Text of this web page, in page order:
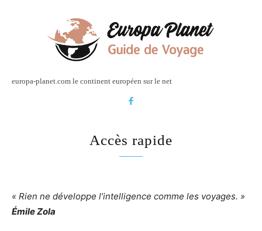
europa-planet.com le continent européen sur le net
Accès rapide
« Rien ne développe l’intelligence comme les voyages. »
Émile Zola